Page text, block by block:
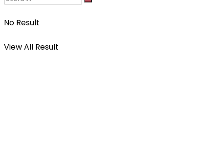
No Result
View All Result